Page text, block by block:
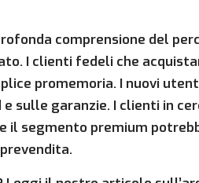
comprensione del
I clienti fedeli che
promemoria. I nuovi
sulle garanzie. I clienti in
il segmento premium